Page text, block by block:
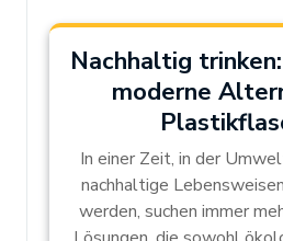
Nachhaltig
moderne
In einer Zeit, in der
nachhaltige
werden, suchen immer